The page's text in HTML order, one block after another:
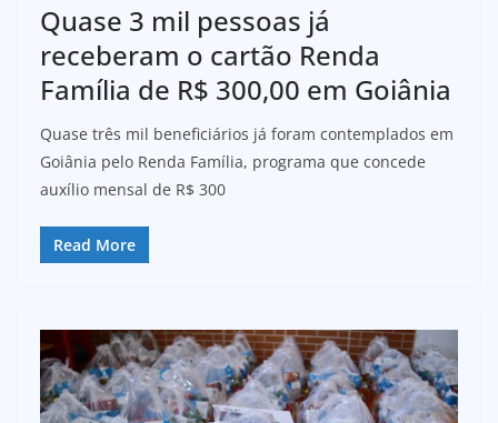
Quase 3 mil pessoas já
receberam o cartão Renda
Família de R$ 300,00 em Goiânia
Quase três mil beneficiários já foram contemplados em
Goiânia pelo Renda Família, programa que concede
auxílio mensal de R$ 300
Read More